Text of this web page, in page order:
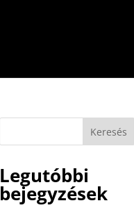
Keresés
Legutóbbi
bejegyzések